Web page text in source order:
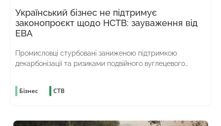
Український бізнес не підтримує
законопроєкт щодо НСТВ: зауваження від
ЕВА
Промисловці стурбовані заниженою підтримкою
декарбонізації та ризиками подвійного вуглецевого
Бізнес СТВ